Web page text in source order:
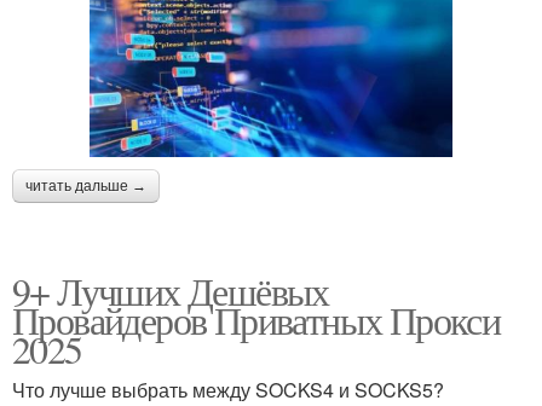
читать дальше →
9+ Лучших Дешёвых
Провайдеров Приватных Прокси
2025
Что лучше выбрать между SOCKS4 и SOCKS5?